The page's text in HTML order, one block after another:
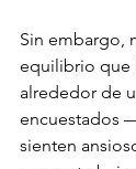
Sin embargo,
equilibrio que
alrededor de
encuestados
sienten